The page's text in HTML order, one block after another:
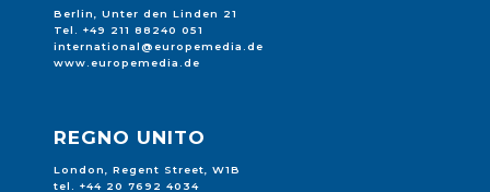
Berlin, Unter den Linden 21
Tel. +49 211 88240 051
international@europemedia.de
www.europemedia.de
REGNO UNITO
London, Regent Street, W1B
tel. +44 20 7692 4034